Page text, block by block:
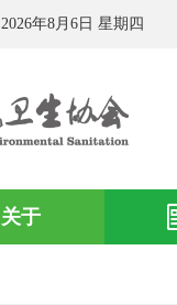
2026年8月6日 星期四
关于